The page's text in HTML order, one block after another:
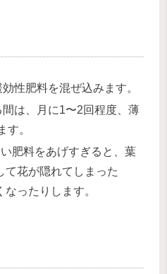
性肥料を混ぜ込みます。
は、月に1〜2回程度、薄
す。
肥料をあげすぎると、葉
て花が隠れてしまった
ったりします。